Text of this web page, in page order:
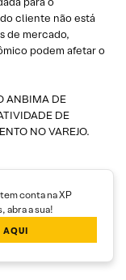
cliente não está
de mercado,
podem afetar o
ANBIMA DE
DE
NO VAREJO.
conta na XP
abra a sua!
AQUI